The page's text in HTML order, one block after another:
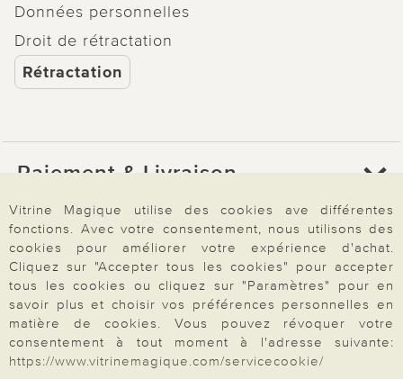
Données personnelles
Droit de rétractation
Rétractation
Paiement & Livraison
À propos de nous
Besoin d'aide?
Mentions légales|CGV|Données & liberté|Vie privée & cookies
Vitrine Magique utilise des cookies ave différentes
fonctions. Avec votre consentement, nous utilisons des
cookies pour améliorer votre expérience d'achat.
Cliquez sur "Accepter tous les cookies" pour accepter
tous les cookies ou cliquez sur "Paramètres" pour en
savoir plus et choisir vos préférences personnelles en
matière de cookies. Vous pouvez révoquer votre
consentement à tout moment à l'adresse suivante:
https://www.vitrinemagique.com/servicecookie/